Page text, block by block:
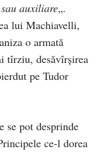
auxiliare„.
lui Machiavelli,
o armată
tîrziu, desăvîrşirea
pe Tudor
se pot desprinde
ce-l dorea